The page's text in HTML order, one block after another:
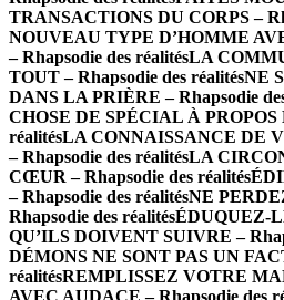
TRANSACTIONS DU CORPS –
NOUVEAU TYPE D’HOMME
– Rhapsodie des réalitésLA
TOUT – Rhapsodie des réalitésNE
DANS LA PRIÈRE – Rhapsodie
CHOSE DE SPÉCIAL À PROPOS
réalitésLA CONNAISSANCE DE
– Rhapsodie des réalitésLA
CŒUR – Rhapsodie des réalités
– Rhapsodie des réalitésNE
Rhapsodie des réalitésÉDUQUEZ-
QU’ILS DOIVENT SUIVRE –
DÉMONS NE SONT PAS UN
réalitésREMPLISSEZ VOTRE
AVEC AUDACE – Rhapsodie des